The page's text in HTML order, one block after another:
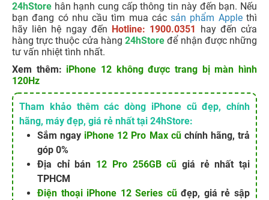
24hStore hân hạnh cung cấp thông tin này đến bạn. Nếu
bạn đang có nhu cầu tìm mua cácsản phẩm Applethì
hãy liên hệ ngay đến Hotline: 1900.0351
hay đến cửa
hàng trực thuộc cửa hàng24hStore để nhận được những
tư vấn nhiệt tình nhất.
Xem thêm: iPhone 12 không được trang bị màn hình
120Hz
Tham khảo thêm các dòng iPhone cũ đẹp, chính
hãng, máy đẹp, giá rẻ nhất tại 24hStore:
Sắm ngay iPhone 12 Pro Max cũchính hãng, trả
góp 0%
Địa chỉ bán 12 Pro 256GB cũ giá rẻ nhất tại
TPHCM
Điện thoại iPhone 12 Series cũđẹp, giá rẻ sập